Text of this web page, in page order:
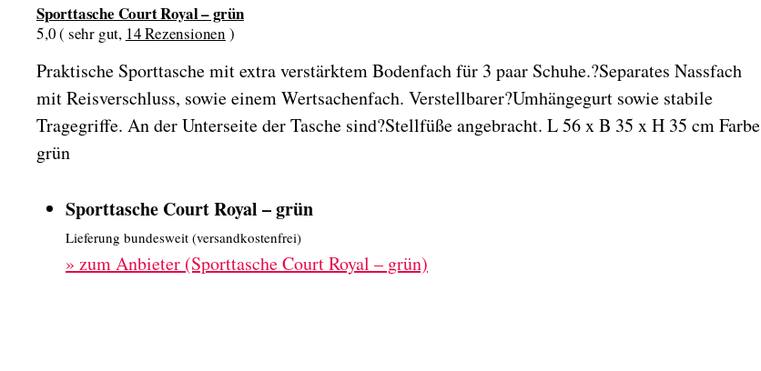
Sporttasche Court Royal – grün
5,0 ( sehr gut, 14 Rezensionen )
Praktische Sporttasche mit extra verstärktem Bodenfach für 3 paar Schuhe.?Separates Nassfach
mit Reisverschluss, sowie einem Wertsachenfach. Verstellbarer?Umhängegurt sowie stabile
Tragegriffe. An der Unterseite der Tasche sind?Stellfüße angebracht. L 56 x B 35 x H 35 cm Farbe
grün
Sporttasche Court Royal – grün
Lieferung bundesweit (versandkostenfrei)
» zum Anbieter (Sporttasche Court Royal – grün)